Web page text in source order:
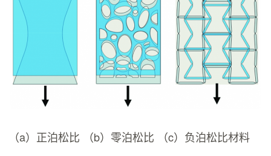
（a）正泊松比 （b）零泊松比 （c）负泊松比材料